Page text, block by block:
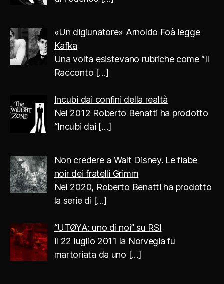
«Un digiunatore» Arnoldo Foà legge
Kafka
Una volta esistevano rubriche come “Il
Racconto […]
Incubi dai confini della realtà
Nel 2012 Roberto Benatti ha prodotto
“Incubi dai […]
Non credere a Walt Disney. Le fiabe
noir dei fratelli Grimm
Nel 2020, Roberto Benatti ha prodotto
la serie di […]
“UTØYA: uno di noi” su RSI
Il 22 luglio 2011 la Norvegia fu
martoriata da uno […]